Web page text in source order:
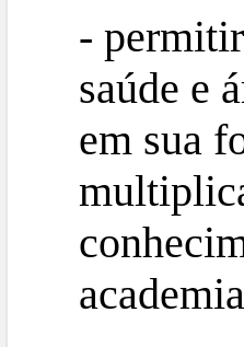
-
saúde e
em sua